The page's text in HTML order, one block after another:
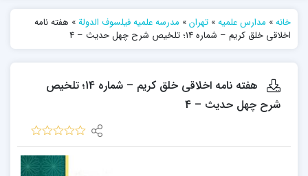
خانه» مدارس علمیه» تهران» مدرسه علمیه فیلسوف الدولة» هفته نامه
اخلاقی خلق کریم – شماره 14؛ تلخیص شرح چهل حدیث – 4
هفته نامه اخلاقی خلق کریم – شماره 14؛ تلخیص
شرح چهل حدیث – 4